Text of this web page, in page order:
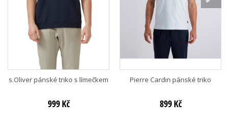
s.Oliver pánské triko s límečkem
999 Kč
Pierre Cardin pánské triko
899 Kč